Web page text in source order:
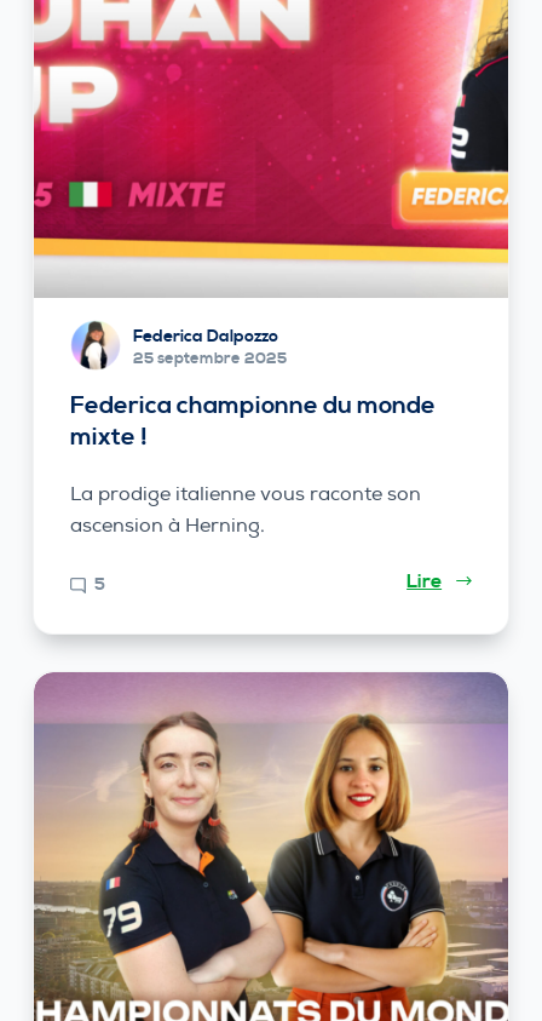
Federica Dalpozzo
25 septembre 2025
Federica championne du monde
mixte !
La prodige italienne vous raconte son
ascension à Herning.
5 Lire